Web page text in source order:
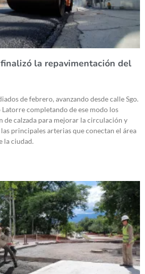
la repavimentación del
de febrero, avanzando desde calle Sgo.
completando de ese modo los
de calzada para mejorar la circulación y
principales arterias que conectan el área
la ciudad.